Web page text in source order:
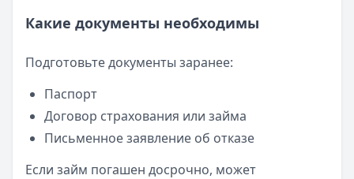
Какие документы необходимы
Подготовьте документы заранее:
Паспорт
Договор страхования или займа
Письменное заявление об отказе
Если займ погашен досрочно, может